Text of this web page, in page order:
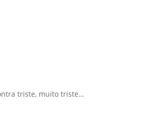
triste, muito triste…